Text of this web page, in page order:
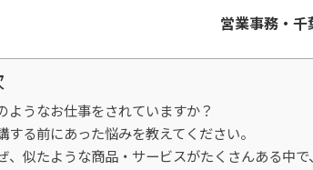
営業事務・千
ようなお仕事をされていますか？
する前にあった悩みを教えてください。
、似たような商品・サービスがたくさんある中